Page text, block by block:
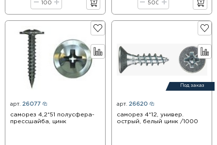
арт. 26077
саморез 4,2*51 полусфера-
прессшайба, цинк
Под заказ
арт. 26620
саморез 4*12, универ.
острый, белый цинк /1000